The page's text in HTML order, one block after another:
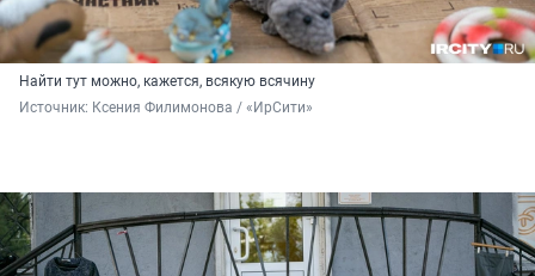
Найти тут можно, кажется, всякую всячину
Источник: Ксения Филимонова / «ИрСити»